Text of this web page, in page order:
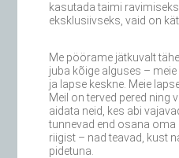
kasutada taimi
eksklusiivseks, vaid on
Me pöörame jätkuvalt
juba kõige alguses –
ja lapse keskne. Meie
Meil on terved pered ning
aidata neid, kes abi
tunnevad end osana oma
riigist – nad teavad, kust
pidetuna.